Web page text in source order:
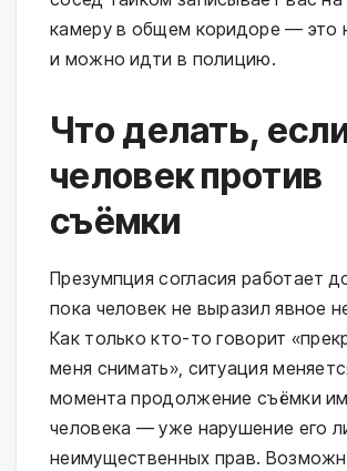
камеру в общем коридоре — это
и можно идти в полицию.
Что делать,
человек против
съёмки
Презумпция согласия работает
пока человек не выразил явное
Как только кто-то говорит
меня снимать», ситуация
момента продолжение съёмки
человека — уже нарушение его
неимущественных прав.